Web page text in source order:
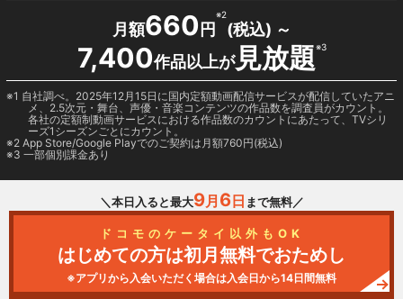
月額660 円
※2
(税込) ～
7,400作品以上が見放題※3
1 自社調べ。2025年12月15日に国内定額動画配信サービスが配信していたアニ
メ、2.5次元・舞台、声優・音楽コンテンツの作品数を調査員がカウント。
各社の定額制動画サービスにおける作品数のカウントにあたって、TVシリ
ーズ1シーズンごとにカウント。
2 App Store/Google Playでのご契約は月額760円(税込)
3 一部個別課金あり
＼本日入ると最大9月 6日 まで無料／
ドコモのケータイ以外もOK
はじめての方は初月無料でおためし
※アプリから入会いただく場合は入会日から14日間無料